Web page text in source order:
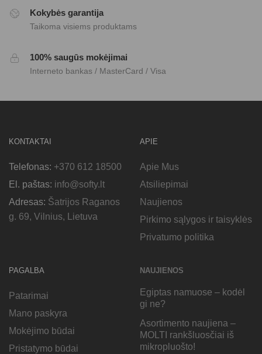
Kokybės garantija
Taikoma visiems produktams
100% saugūs mokėjimai
Interneto bankas / MasterCard / Visa
KONTAKTAI
Telefonas: +370 612 18500
El. paštas: info@softy.lt
Adresas: Šatrijos Raganos
g. 69, Vilnius, Lietuva
APIE
Apie Mus
Atsiliepimai
Naujienos
Pirkimo sąlygos ir taisyklės
Privatumo politika
PAGALBA
Patarimai
Mano paskyra
Mokėjimo būdai
Pristatymo būdai
NAUJIENOS
Egiptas namuose – kodėl
gi ne?
Asortimento naujiena –
MOLTI rankšluosčiai iš
mikropluošto!